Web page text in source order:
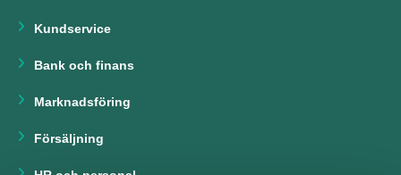
Kundservice
Bank och finans
Marknadsföring
Försäljning